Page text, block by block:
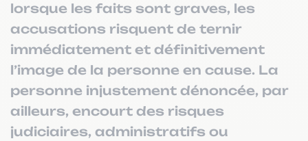
lorsque les faits sont graves, les
accusations risquent de ternir
immédiatement et définitivement
l’image de la personne en cause. La
personne injustement dénoncée, par
ailleurs, encourt des risques
judiciaires, administratifs ou